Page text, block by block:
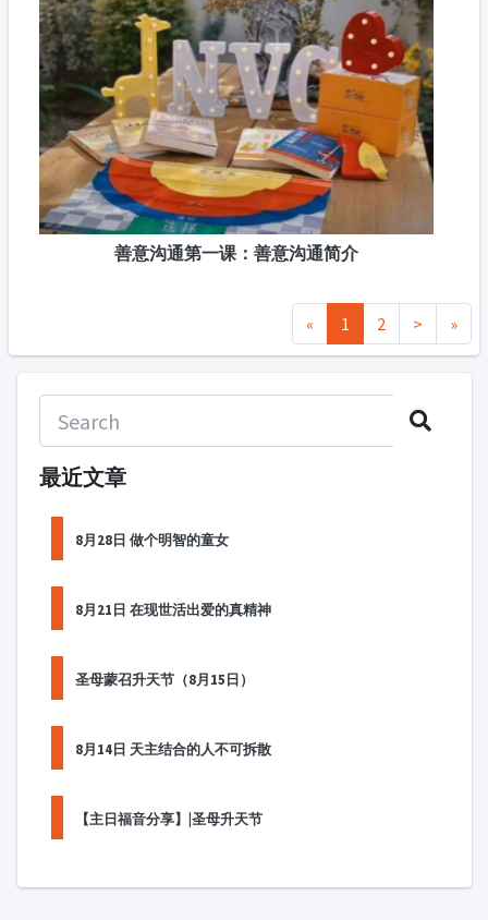
善意沟通第一课：善意沟通简介
« 1 2 > »
最近文章
8月28日 做个明智的童女
8月21日 在现世活出爱的真精神
圣母蒙召升天节（8月15日）
8月14日 天主结合的人不可拆散
【主日福音分享】|圣母升天节